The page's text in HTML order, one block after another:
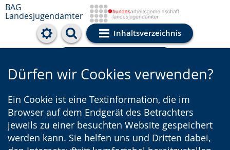
BAG
Landesjugendämter
Inhaltsverzeichnis
Cookie-Einstellungen
Dürfen wir Cookies verwenden?
Ein Cookie ist eine Textinformation, die im
Browser auf dem Endgerät des Betrachters
jeweils zu einer besuchten Website gespeichert
werden kann. Sie helfen uns und Dritten dabei,